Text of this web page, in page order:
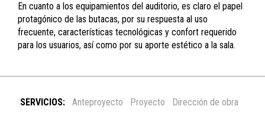
En cuanto a los equipamientos del auditorio, es claro el papel
protagónico de las butacas, por su respuesta al uso
frecuente, características tecnológicas y confort requerido
para los usuarios, así como por su aporte estético a la sala.
SERVICIOS: Anteproyecto Proyecto Dirección de obra